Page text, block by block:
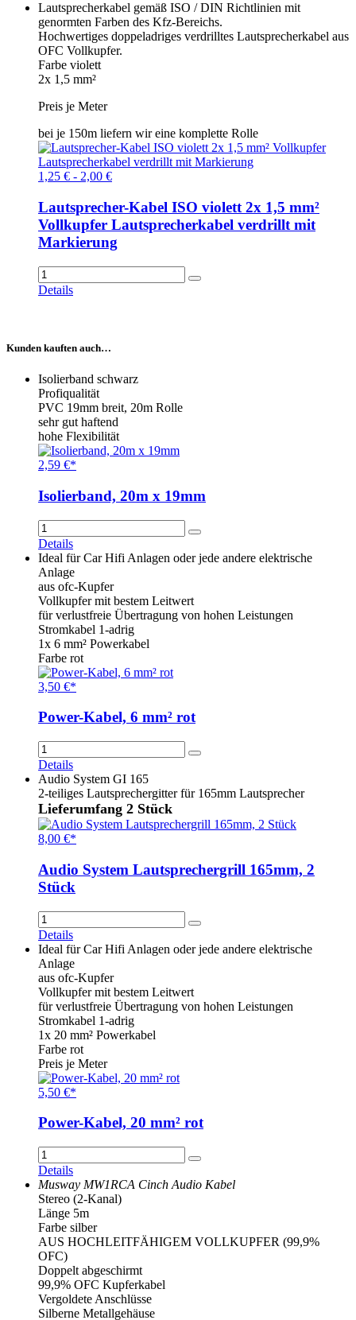
Lautsprecherkabel gemäß ISO / DIN Richtlinien mit
genormten Farben des Kfz-Bereichs.
Hochwertiges doppeladriges verdrilltes Lautsprecherkabel aus
OFC Vollkupfer.
Farbe violett
2x 1,5 mm²
Preis je Meter
bei je 150m liefern wir eine komplette Rolle
1,25 € - 2,00 €
Lautsprecher-Kabel ISO violett 2x 1,5 mm²
Vollkupfer Lautsprecherkabel verdrillt mit
Markierung
Details
Kunden kauften auch…
Isolierband schwarz
Profiqualität
PVC 19mm breit, 20m Rolle
sehr gut haftend
hohe Flexibilität
2,59 €*
Isolierband, 20m x 19mm
Details
Ideal für Car Hifi Anlagen oder jede andere elektrische
Anlage
aus ofc-Kupfer
Vollkupfer mit bestem Leitwert
für verlustfreie Übertragung von hohen Leistungen
Stromkabel 1-adrig
1x 6 mm² Powerkabel
Farbe rot
3,50 €*
Power-Kabel, 6 mm² rot
Details
Audio System GI 165
2-teiliges Lautsprechergitter für 165mm Lautsprecher
Lieferumfang 2 Stück
8,00 €*
Audio System Lautsprechergrill 165mm, 2
Stück
Details
Ideal für Car Hifi Anlagen oder jede andere elektrische
Anlage
aus ofc-Kupfer
Vollkupfer mit bestem Leitwert
für verlustfreie Übertragung von hohen Leistungen
Stromkabel 1-adrig
1x 20 mm² Powerkabel
Farbe rot
Preis je Meter
5,50 €*
Power-Kabel, 20 mm² rot
Details
Musway MW1RCA Cinch Audio Kabel
Stereo (2-Kanal)
Länge 5m
Farbe silber
AUS HOCHLEITFÄHIGEM VOLLKUPFER (99,9%
OFC)
Doppelt abgeschirmt
99,9% OFC Kupferkabel
Vergoldete Anschlüsse
Silberne Metallgehäuse